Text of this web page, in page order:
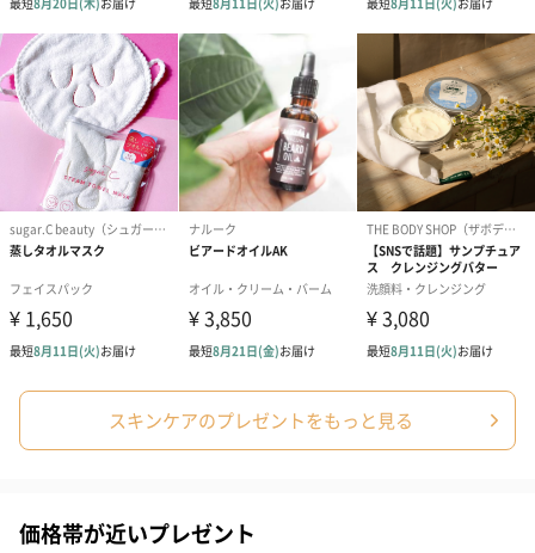
（レモン＆紅茶）（432
円）
（バナナ味）（540円）
ェ〜国産フル
り〜 3号（864
スキンケアグッズ
スキンケアグッズを同梱してお届けします。
ハンドクリーム3本セッ
ト【ありがとう】
（1,100円）
シャワージェル＆ハン
ドクリーム（ピンクグ
レープフルーツ）
シャワージェ
ドクリーム（
ッシュローズ
スキンケアのプレゼントをもっと見る
価格帯が近いプレゼント